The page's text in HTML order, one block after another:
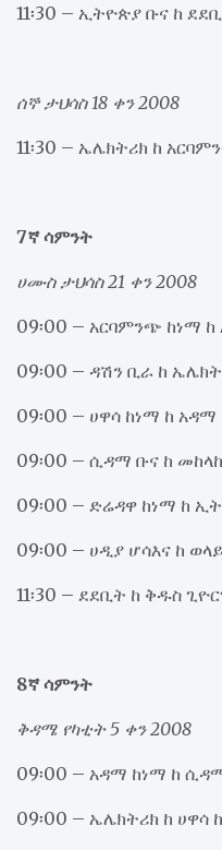
11፡30 – ኢትዮጵያ ቡና ከ
ሰኞ ታህሳስ 18 ቀን 2008
11፡30 – ኤሌክትሪክ ከ
7ኛ ሳምንት
ሀሙስ ታህሳስ 21 ቀን 2008
09፡00 – አርባምንጭ ከነማ
09፡00 – ዳሽን ቢራ ከ
09፡00 – ሀዋሳ ከነማ ከ
09፡00 – ሲዳማ ቡና ከ
09፡00 – ድሬዳዋ ከነማ ከ
09፡00 – ሀዲያ ሆሳእና ከ
11፡30 – ደደቢት ከ ቅዱስ
8ኛ ሳምንት
ቅዳሜ የካቲት 5 ቀን 2008
09፡00 – አዳማ ከነማ ከ
09፡00 – ኤሌክትሪክ ከ ሀዋሳ